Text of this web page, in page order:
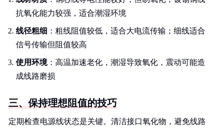
抗氧化能力较强，适合潮湿环境
线径粗细 ：粗线阻值较低，适合大电流传输；细线适合
信号传输但阻值较高
使用环境：高温加速老化，潮湿导致氧化，震动可能造
成线路磨损
三、保持理想阻值的技巧
定期检查电源线状态是关键。清洁接口氧化物，避免线路